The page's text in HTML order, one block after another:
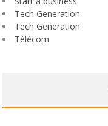
Tech Generation
Tech Generation
Télécom